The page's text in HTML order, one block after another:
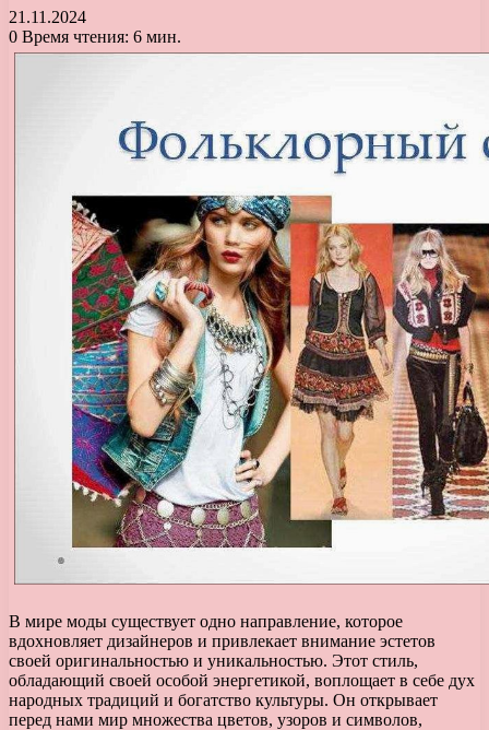
21.11.2024
0 Время чтения: 6 мин.
В мире моды существует одно направление, которое
вдохновляет дизайнеров и привлекает внимание эстетов
своей оригинальностью и уникальностью. Этот стиль,
обладающий своей особой энергетикой, воплощает в себе дух
народных традиций и богатство культуры. Он открывает
перед нами мир множества цветов, узоров и символов,